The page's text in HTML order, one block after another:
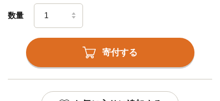
数量
寄付する